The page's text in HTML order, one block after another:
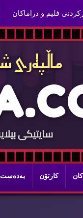
فلیم و دراماكان
ماڵپه‌ری
.C
سایتيكی
كارتۆن به‌ده‌ست